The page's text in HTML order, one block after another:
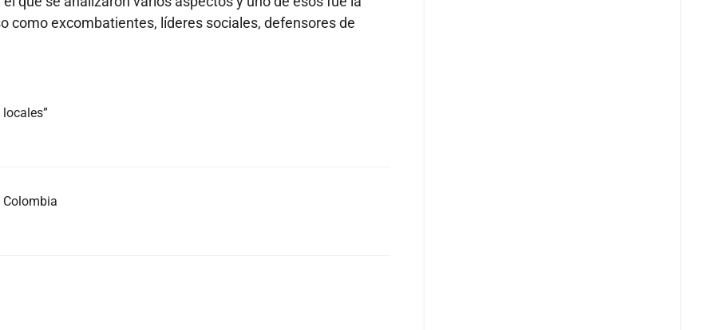
como excombatientes, líderes sociales, defensores de
Colombia